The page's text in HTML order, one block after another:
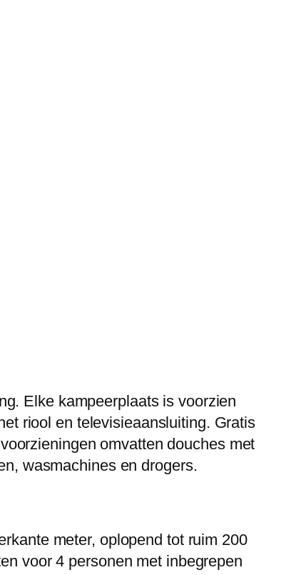
Elke kampeerplaats is voorzien
riool en televisieaansluiting. Gratis
omvatten douches met
wasmachines en drogers.
meter, oplopend tot ruim 200
voor 4 personen met inbegrepen